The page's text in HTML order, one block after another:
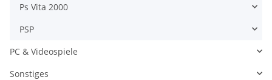
Ps Vita 2000
PSP
PC & Videospiele
Sonstiges